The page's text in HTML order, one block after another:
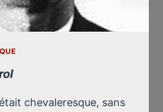
chevaleresque, sans